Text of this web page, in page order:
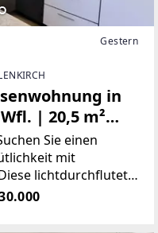
Gestern
in
| 20,5 m²
mit
|
Sie einen
mit
lichtdurchflutete
bietet
kleinen